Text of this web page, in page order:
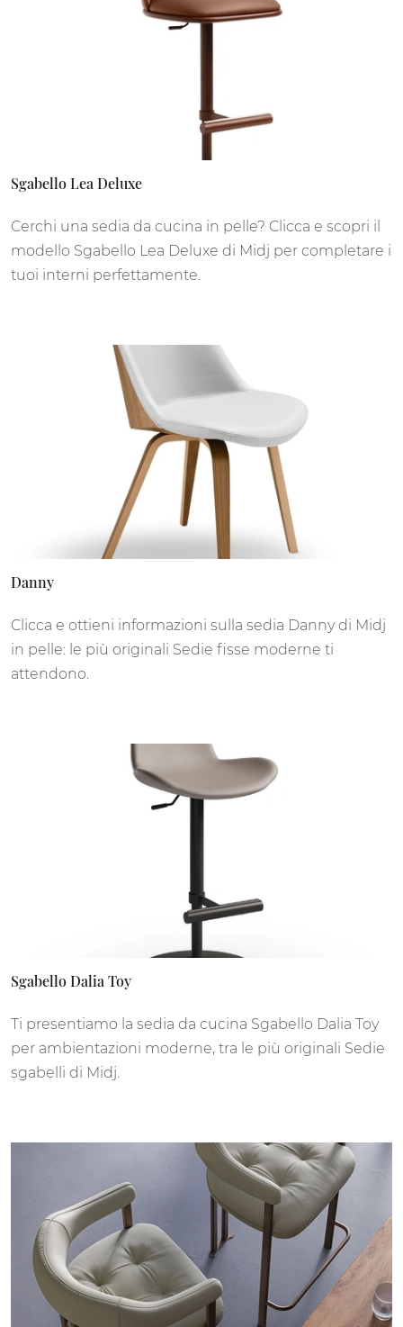
Sgabello Lea Deluxe
Cerchi una sedia da cucina in pelle? Clicca e scopri il
modello Sgabello Lea Deluxe di Midj per completare i
tuoi interni perfettamente.
Danny
Clicca e ottieni informazioni sulla sedia Danny di Midj
in pelle: le più originali Sedie fisse moderne ti
attendono.
Sgabello Dalia Toy
Ti presentiamo la sedia da cucina Sgabello Dalia Toy
per ambientazioni moderne, tra le più originali Sedie
sgabelli di Midj.